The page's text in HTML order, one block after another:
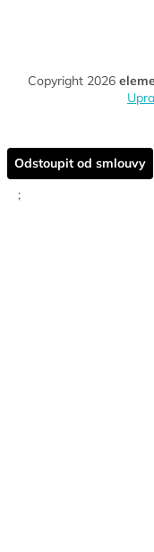
Copyright 2026
Odstoupit od smlouvy
;